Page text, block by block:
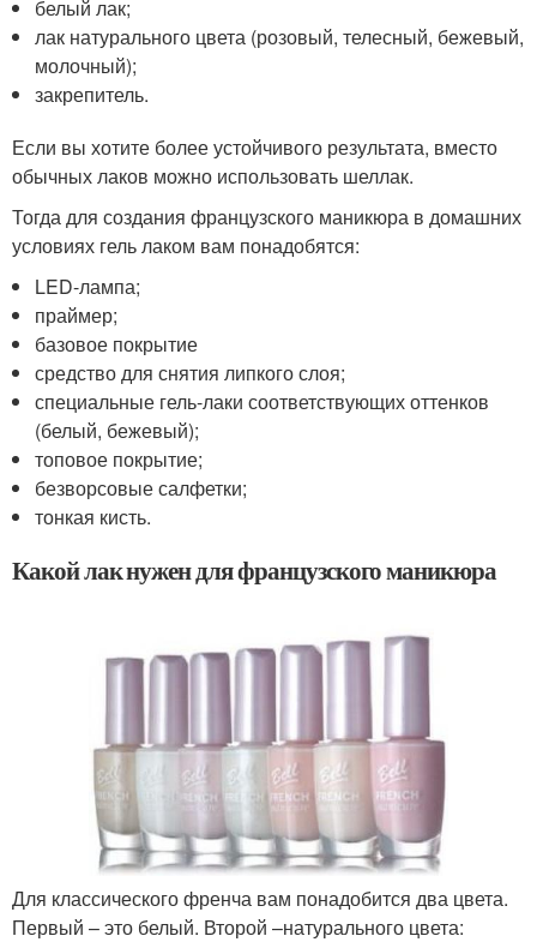
белый лак;
лак натурального цвета (розовый, телесный, бежевый,
молочный);
закрепитель.
Если вы хотите более устойчивого результата, вместо
обычных лаков можно использовать шеллак.
Тогда для создания французского маникюра в домашних
условиях гель лаком вам понадобятся:
LED-лампа;
праймер;
базовое покрытие
средство для снятия липкого слоя;
специальные гель-лаки соответствующих оттенков
(белый, бежевый);
топовое покрытие;
безворсовые салфетки;
тонкая кисть.
Какой лак нужен для французского маникюра
Для классического френча вам понадобится два цвета.
Первый – это белый. Второй –натурального цвета: